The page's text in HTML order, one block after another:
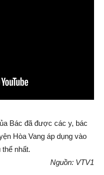
Bác đã được các y, bác
Hòa Vang áp dụng vào
nhất.
Nguồn: VTV1